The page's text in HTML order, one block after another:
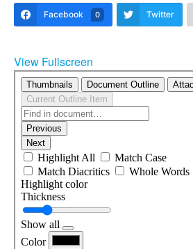
Facebook 0 Twitter
View Fullscreen